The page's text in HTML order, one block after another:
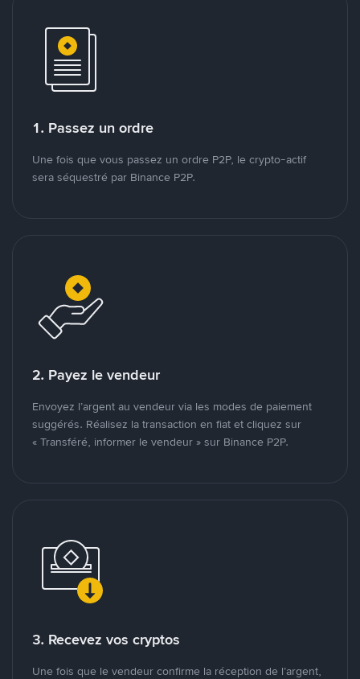
1. Passez un ordre
Une fois que vous passez un ordre P2P, le crypto-actif
sera séquestré par Binance P2P.
2. Payez le vendeur
Envoyez l’argent au vendeur via les modes de paiement
suggérés. Réalisez la transaction en fiat et cliquez sur
« Transféré, informer le vendeur » sur Binance P2P.
3. Recevez vos cryptos
Une fois que le vendeur confirme la réception de l’argent,